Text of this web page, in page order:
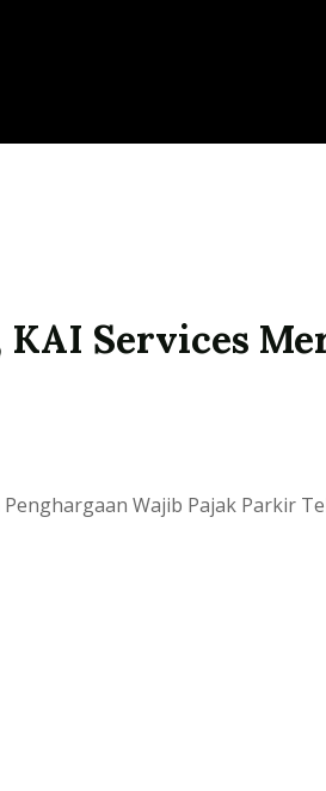
KAI Services